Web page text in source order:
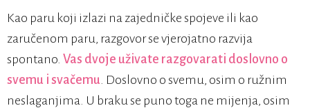
Kao paru koji izlazi na zajedničke spojeve ili kao
zaručenom paru, razgovor se vjerojatno razvija
spontano. Vas dvoje uživate razgovarati doslovno o
svemu i svačemu. Doslovno o svemu, osim o ružnim
neslaganjima. U braku se puno toga ne mijenja, osim